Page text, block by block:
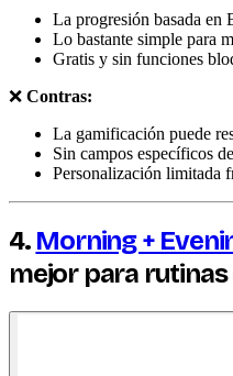
La progresión basada en
Lo bastante simple para
Gratis y sin funciones
❌ Contras:
La gamificación puede
Sin campos específicos
Personalización limitada
4. Morning +
mejor para rutinas